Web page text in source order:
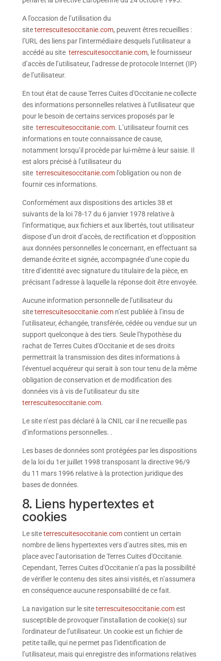
A l’occasion de l’utilisation du
siteterrescuitesoccitanie.com, peuvent êtres recueillies :
l’URL des liens par l’intermédiaire desquels l’utilisateur a
accédé au site terrescuitesoccitanie.com, le fournisseur
d’accès de l’utilisateur, l’adresse de protocole Internet (IP)
de l’utilisateur.
En tout état de cause Terres Cuites d'Occitanie ne collecte
des informations personnelles relatives à l’utilisateur que
pour le besoin de certains services proposés par le
site terrescuitesoccitanie.com. L’utilisateur fournit ces
informations en toute connaissance de cause,
notamment lorsqu’il procède par lui-même à leur saisie. Il
est alors précisé à l’utilisateur du
site terrescuitesoccitanie.coml’obligation ou non de
fournir ces informations.
Conformément aux dispositions des articles 38 et
suivants de la loi 78-17 du 6 janvier 1978 relative à
l’informatique, aux fichiers et aux libertés, tout utilisateur
dispose d’un droit d’accès, de rectification et d’opposition
aux données personnelles le concernant, en effectuant sa
demande écrite et signée, accompagnée d’une copie du
titre d’identité avec signature du titulaire de la pièce, en
précisant l’adresse à laquelle la réponse doit être envoyée.
Aucune information personnelle de l’utilisateur du
siteterrescuitesoccitanie.comn’est publiée à l’insu de
l’utilisateur, échangée, transférée, cédée ou vendue sur un
support quelconque à des tiers. Seule l’hypothèse du
rachat de Terres Cuites d'Occitanie et de ses droits
permettrait la transmission des dites informations à
l’éventuel acquéreur qui serait à son tour tenu de la même
obligation de conservation et de modification des
données vis à vis de l’utilisateur du site
terrescuitesoccitanie.com.
Le site n’est pas déclaré à la CNIL car il ne recueille pas
d’informations personnelles. .
Les bases de données sont protégées par les dispositions
de la loi du 1er juillet 1998 transposant la directive 96/9
du 11 mars 1996 relative à la protection juridique des
bases de données.
8. Liens hypertextes et
cookies
Le siteterrescuitesoccitanie.comcontient un certain
nombre de liens hypertextes vers d’autres sites, mis en
place avec l’autorisation de Terres Cuites d'Occitanie.
Cependant, Terres Cuites d'Occitanie n’a pas la possibilité
de vérifier le contenu des sites ainsi visités, et n’assumera
en conséquence aucune responsabilité de ce fait.
La navigation sur le siteterrescuitesoccitanie.comest
susceptible de provoquer l’installation de cookie(s) sur
l’ordinateur de l’utilisateur. Un cookie est un fichier de
petite taille, qui ne permet pas l’identification de
l’utilisateur, mais qui enregistre des informations relatives